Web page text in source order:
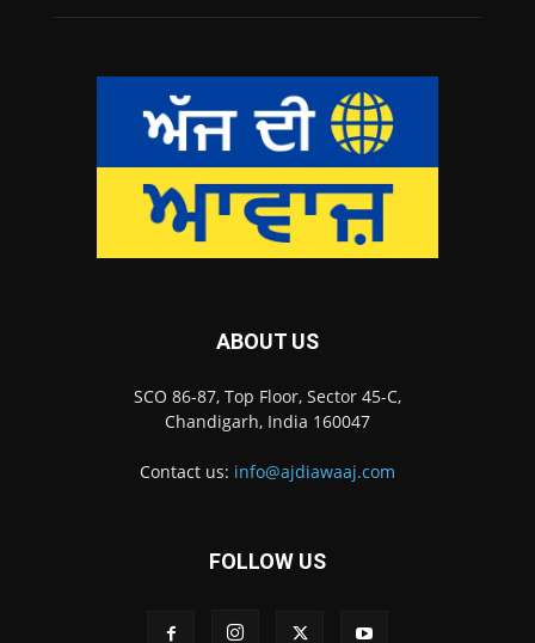
ABOUT US
SCO 86-87, Top Floor, Sector 45-C,
Chandigarh, India 160047
Contact us: info@ajdiawaaj.com
FOLLOW US